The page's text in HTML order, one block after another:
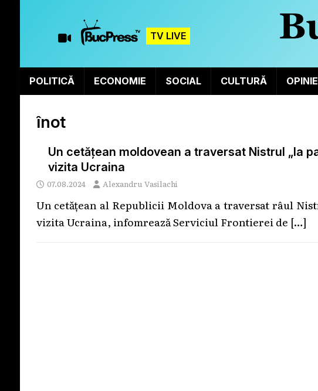
TV LIVE
POLITICĂ ECONOMIE SOCIAL CULTURĂ OPINIE
înot
Un cetățean moldovean a traversat Nistrul „la
vizita Ucraina
07.08.2024 Alexandru Vasilachi
Un cetățean al Republicii Moldova a traversat râul
vizita Ucraina, infomrează Serviciul Frontierei de […]